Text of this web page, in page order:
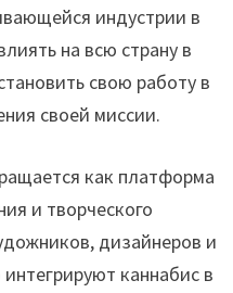
индустрии в
на всю страну в
свою работу в
своей миссии.
как платформа
и творческого
дизайнеров и
каннабис в